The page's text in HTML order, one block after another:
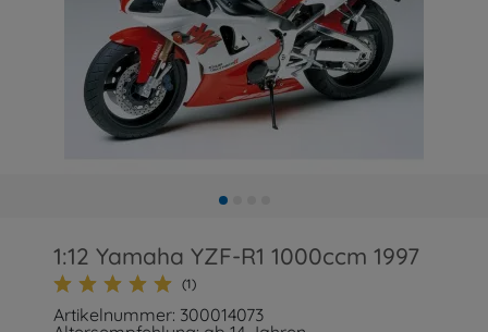
1:12 Yamaha YZF-R1 1000ccm 1997
(1)
Artikelnummer: 300014073